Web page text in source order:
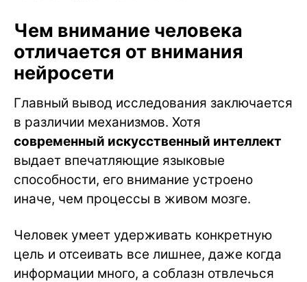
Чем внимание человека
отличается от внимания
нейросети
Главный вывод исследования заключается
в различии механизмов. Хотя
современный искусственный интеллект
выдает впечатляющие языковые
способности, его внимание устроено
иначе, чем процессы в живом мозге.
Человек умеет удерживать конкретную
цель и отсеивать все лишнее, даже когда
информации много, а соблазн отвлечься